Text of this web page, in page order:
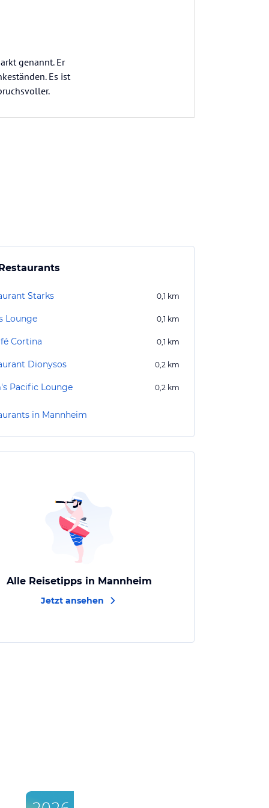
genannt. Er
Es ist
Starks 0,1 km
Lounge 0,1 km
Cortina 0,1 km
Dionysos 0,2 km
Pacific Lounge 0,2 km
in Mannheim
Alle Reisetipps in Mannheim
Jetzt ansehen